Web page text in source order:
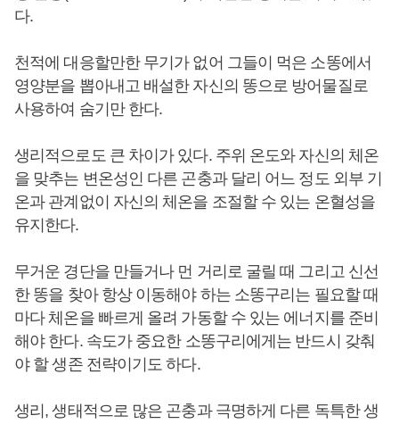
다.
천적에 대응할만한 무기가 없어 그들이 먹은 소똥에서
영양분을 뽑아내고 배설한 자신의 똥으로 방어물질로
사용하여 숨기만 한다.
생리적으로도 큰 차이가 있다. 주위 온도와 자신의 체온
을 맞추는 변온성인 다른 곤충과 달리 어느 정도 외부 기
온과 관계없이 자신의 체온을 조절할 수 있는 온혈성을
유지한다.
무거운 경단을 만들거나 먼 거리로 굴릴 때 그리고 신선
한 똥을 찾아 항상 이동해야 하는 소똥구리는 필요할 때
마다 체온을 빠르게 올려 가동할 수 있는 에너지를 준비
해야 한다. 속도가 중요한 소똥구리에게는 반드시 갖춰
야 할 생존 전략이기도 하다.
생리, 생태적으로 많은 곤충과 극명하게 다른 독특한 생